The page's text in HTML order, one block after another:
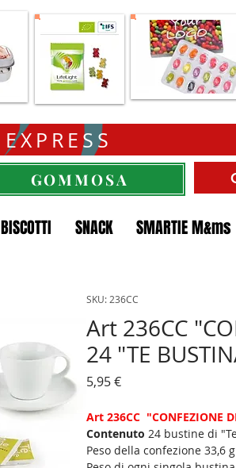
EXPRESS
GOMMOSA
SKU: 236CC
Art 236CC
24 "TE
5,95 €Prezzo
Art 236CC  "CONFEZIONE
Contenuto 24 bustine di
Peso della confezione 33,6 g
BISCOTTI SNACK SMARTIE M&ms